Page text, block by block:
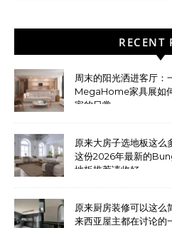
RECENT
周末的阳光洒进客厅：
MegaHome家具展如
家的日常
原来大房子选地板这么
这份2026年最新的
地板推荐请收好
原来厨房装修可以这么
来西亚屋主都在讨论的